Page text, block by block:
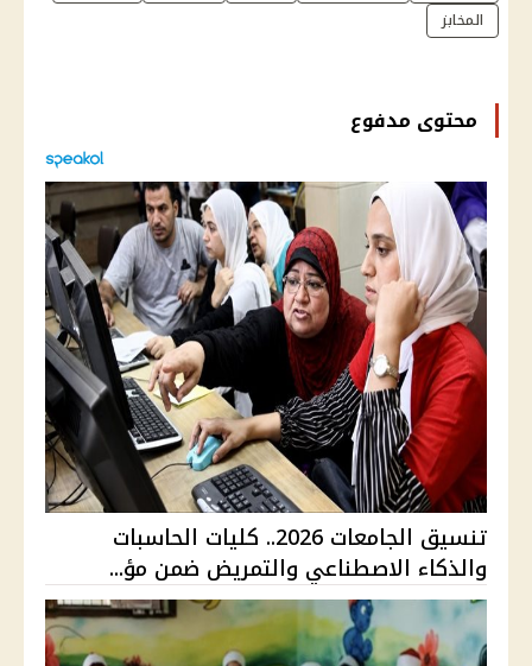
المخابز
محتوى مدفوع
تنسيق الجامعات 2026.. كليات الحاسبات
والذكاء الاصطناعي والتمريض ضمن مؤ...